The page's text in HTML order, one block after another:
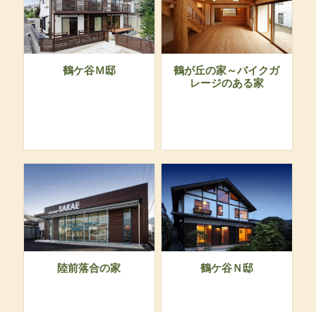
鶴ケ谷Ｍ邸
鶴が丘の家～バイクガ
レージのある家
陸前落合の家 鶴ケ谷Ｎ邸